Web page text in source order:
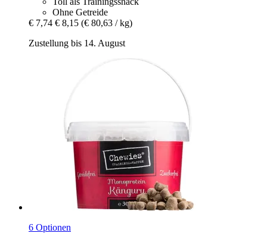
Ohne Getreide
€ 7,74 € 8,15 (€ 80,63 / kg)
Zustellung bis 14. August
6 Optionen